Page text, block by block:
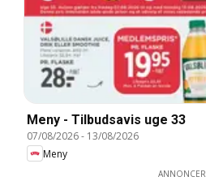
Meny - Tilbudsavis uge 33
07/08/2026- 13/08/2026
Meny
ANNONCER